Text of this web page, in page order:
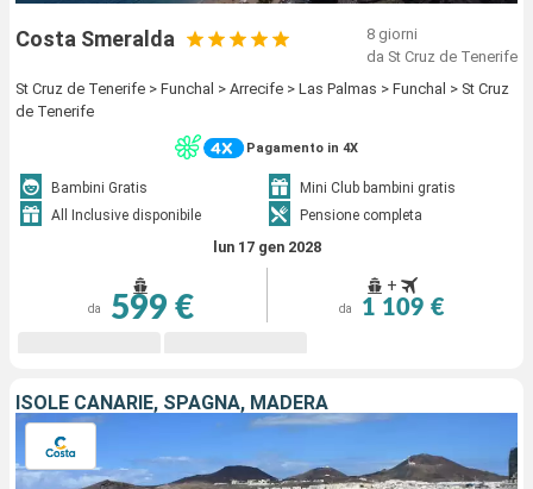
Costa Smeralda
8 giorni
da St Cruz de Tenerife
St Cruz de Tenerife > Funchal > Arrecife > Las Palmas > Funchal > St Cruz
de Tenerife
Pagamento in 4X
Bambini Gratis
Mini Club bambini gratis
All Inclusive disponibile
Pensione completa
lun 17 gen 2028
da 599 €
+
da 1 109 €
ISOLE CANARIE, SPAGNA, MADERA